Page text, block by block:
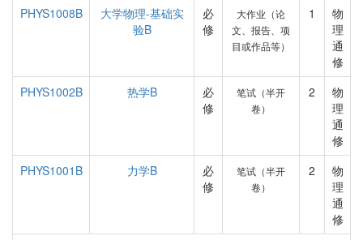
PHYS1008B
大学物理-基础实
验B
必
修
大作业（论
文、报告、项
目或作品等）
1
物
理
通
修
PHYS1002B
热学B
必
修
笔试（半开
卷）
2
物
理
通
修
PHYS1001B
力学B
必
修
笔试（半开
卷）
2
物
理
通
修